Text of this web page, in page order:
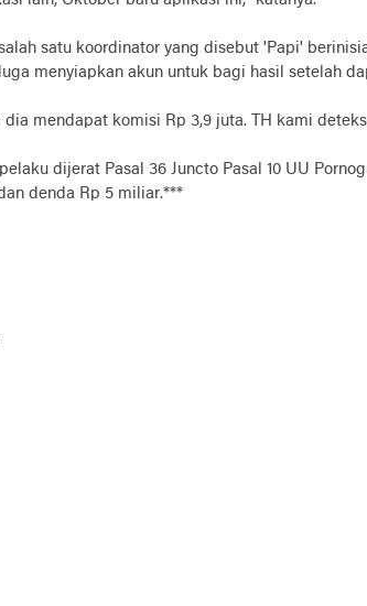
satu koordinator yang disebut 'Papi'
menyiapkan akun untuk bagi hasil setelah
dia mendapat komisi Rp 3,9 juta. TH kami
dijerat Pasal 36 Juncto Pasal 10 UU
denda Rp 5 miliar.***